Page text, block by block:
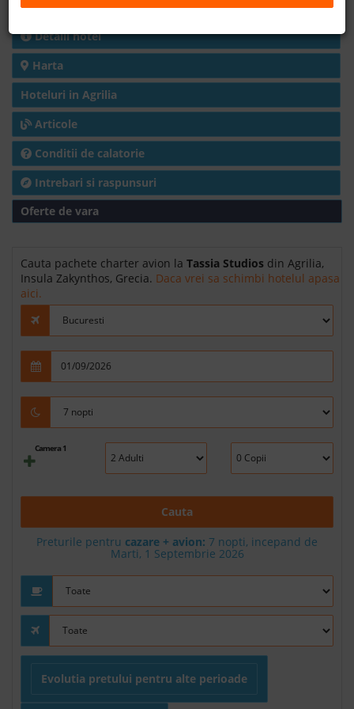
Charter avion
Detalii hotel
Harta
Hoteluri in Agrilia
Articole
Conditii de calatorie
Intrebari si raspunsuri
Oferte de vara
Cauta pachete charter avion la Tassia Studios din Agrilia,
Insula Zakynthos, Grecia. Daca vrei sa schimbi hotelul apasa
aici.
Camera 1
Cauta
Preturile pentru cazare + avion: 7 nopti, incepand de
Marti, 1 Septembrie 2026
Evolutia pretului pentru alte perioade
+40 376 444 888
LEI EURO